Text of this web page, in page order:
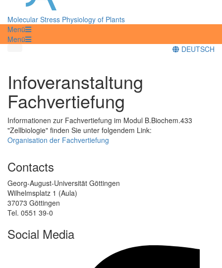
Molecular Stress Physiology of Plants
Menü
Menü
DEUTSCH
Infoveranstaltung
Fachvertiefung
Informationen zur Fachvertiefung im Modul B.Biochem.433
"Zellbiologie" finden Sie unter folgendem Link:
Organisation der Fachvertiefung
Contacts
Georg-August-Universität Göttingen
Wilhelmsplatz 1 (Aula)
37073 Göttingen
Tel. 0551 39-0
Social Media